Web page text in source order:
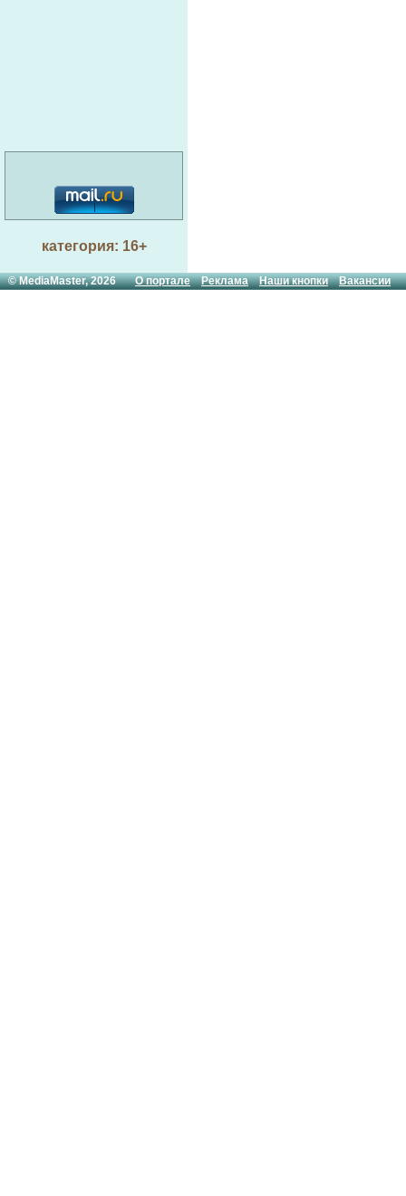
категория: 16+
© MediaMaster, 2026О портале Реклама Наши кнопки Вакансии